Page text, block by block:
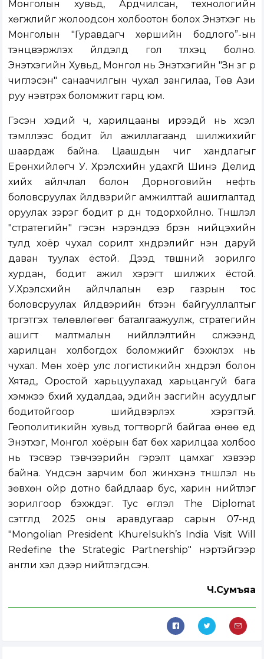
Монголын хувьд, Ардчилсан, технологийн
хөгжлийг жолоодсон холбоотон болох Энэтхэг нь
Монголын "Гуравдагч хөршийн бодлого”-ын
тэнцвэржүүлэх үйлдэлд гол түлхэц болно.
Энэтхэгийн Хувьд, Монгол нь Энэтхэгийн "Зүүн зүг рүү
чиглэсэн" санаачилгын чухал зангилаа, Төв Ази
руу нэвтрэх боломжит гарц юм.
Гэсэн хэдий ч, харилцааны ирээдүй нь хүсэл
тэмүүллээс бодит үйл ажиллагаанд шилжихийг
шаардаж байна. Цаашдын чиг хандлагыг
Ерөнхийлөгч У. Хүрэлсүхийн удахгүй Шинэ Делид
хийх айлчлал болон Дорноговийн нефть
боловсруулах үйлдвэрийг амжилттай ашиглалтад
оруулах зэрэг бодит үр дүн тодорхойлно. Түншлэл
"стратегийн" гэсэн нэрэндээ бүрэн нийцэхийн
тулд хоёр чухал сорилт хүндрэлийг нэн даруй
даван туулах ёстой. Дээд түвшний зорилго
хурдан, бодит ажил хэрэгт шилжих ёстой.
У.Хүрэлсүхийн айлчлалын үеэр газрын тос
боловсруулах үйлдвэрийн бүтээн байгууллалтыг
түргэтгэх төлөвлөгөөг баталгаажуулж, стратегийн
ашигт малтмалын нийлүүлэлтийн сүлжээнд
харилцан холбогдох боломжийг бэхжүүлэх нь
чухал. Мөн хоёр улс логистикийн хүндрэл болон
Хятад, Оростой харьцуулахад харьцангуй бага
хэмжээ бүхий худалдаа, эдийн засгийн асуудлыг
бодитойгоор шийдвэрлэх хэрэгтэй.
Геополитикийн хувьд тогтворгүй байгаа өнөө үед
Энэтхэг, Монгол хоёрын бат бөх харилцаа холбоо
нь тэсвэр тэвчээрийн гэрэлт цамхаг хэвээр
байна. Үндсэн зарчим бол жинхэнэ түншлэл нь
зөвхөн ойр дотно байдлаар бус, харин нийтлэг
зорилгоор бэхждэг. Тус өгүүлэл The Diplomat
сэтгүүлд 2025 оны аравдугаар сарын 07-нд
"Mongolian President Khurelsukh’s India Visit Will
Redefine the Strategic Partnership" нэртэйгээр
англи хэл дээр нийтлэгдсэн.
Ч.Сумъяа